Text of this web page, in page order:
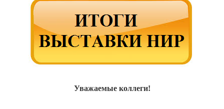
Уважаемые коллеги!